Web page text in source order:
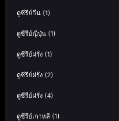
ดูซีรีย์จีน (1)
ดูซีรีย์ญี่ปุ่น (1)
ดูซีรีย์ฝรั่ง (1)
ดูซีรีย์ฝรั่ง (2)
ดูซีรีย์ฝรั่ง (4)
ดูซีรีย์เกาหลี (1)